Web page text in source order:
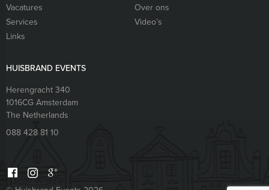
Vacatures
Over ons
Services
Video’s
Links
HUISBRAND EVENTS
Herengracht 340
1016CG Amsterdam
The Netherlands
088 428 81 10